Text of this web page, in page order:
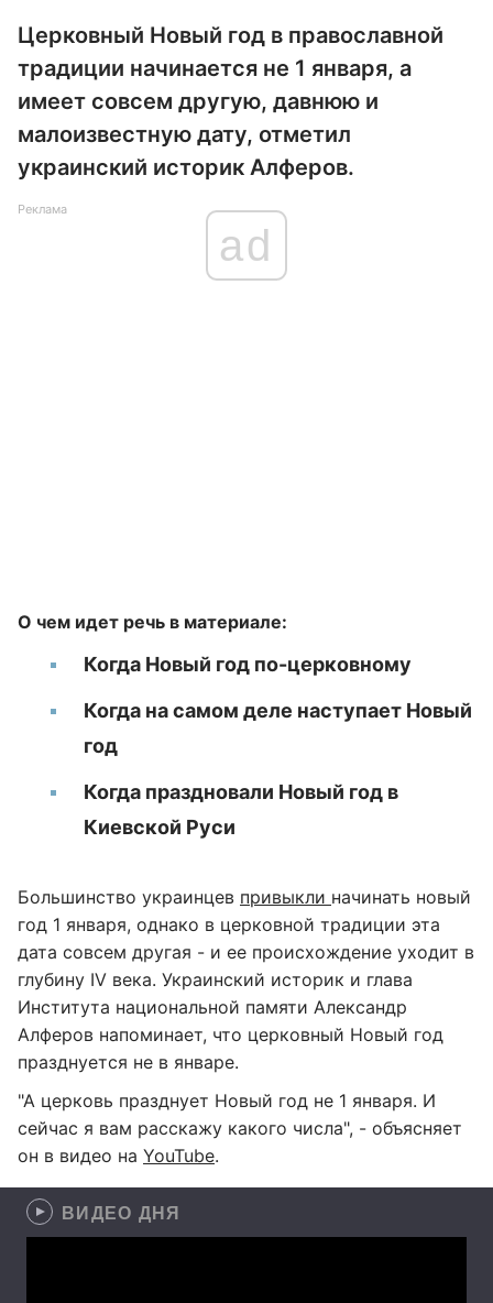
Церковный Новый год в православной
традиции начинается не 1 января, а
имеет совсем другую, давнюю и
малоизвестную дату, отметил
украинский историк Алферов.
Реклама
ad
О чем идет речь в материале:
Когда Новый год по-церковному
Когда на самом деле наступает Новый
год
Когда праздновали Новый год в
Киевской Руси
Большинство украинцев привыкли начинать новый
год 1 января, однако в церковной традиции эта
дата совсем другая - и ее происхождение уходит в
глубину IV века. Украинский историк и глава
Института национальной памяти Александр
Алферов напоминает, что церковный Новый год
празднуется не в январе.
"А церковь празднует Новый год не 1 января. И
сейчас я вам расскажу какого числа", - объясняет
он в видео на YouTube.
ВИДЕО ДНЯ